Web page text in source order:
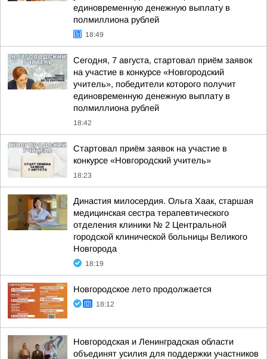
единовременную денежную выплату в
полмиллиона рублей
18:49
Сегодня, 7 августа, стартовал приём заявок
на участие в конкурсе «Новгородский
учитель», победители которого получит
единовременную денежную выплату в
полмиллиона рублей
18:42
Стартовал приём заявок на участие в
конкурсе «Новгородский учитель»
18:23
Династия милосердия. Ольга Хаак, старшая
медицинская сестра терапевтического
отделения клиники № 2 Центральной
городской клинической больницы Великого
Новгорода
18:19
Новгородское лето продолжается
18:12
Новгородская и Ленинградская области
объединят усилия для поддержки участников